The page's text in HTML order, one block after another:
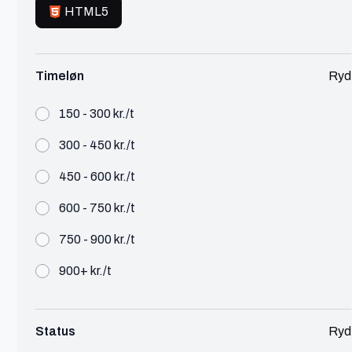
HTML5
Timeløn
Ryd
150 - 300 kr./t
300 - 450 kr./t
450 - 600 kr./t
600 - 750 kr./t
750 - 900 kr./t
900+ kr./t
Status Ryd
Social Media Manager
Marketing 300 - 450 kr./t
indsigt med skarp kommunikation for at skabe
digital vækst og engagement.